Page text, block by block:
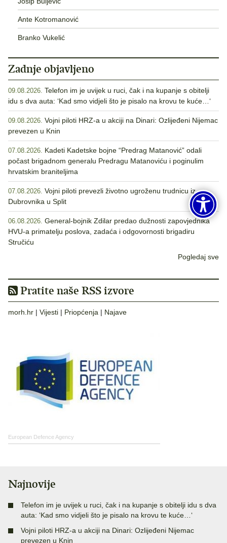
Ante Kotromanović
Branko Vukelić
Zadnje objavljeno
09.08.2026. Telefon im je uvijek u ruci, čak i na kupanje s obitelji
idu s dva auta: ‘Kad smo vidjeli što je pisalo na krovu te kuće…‘
09.08.2026. Vojni piloti HRZ-a u akciji na Dinari: Ozlijeđeni Nijemac
prevezen u Knin
07.08.2026. Kadeti Kadetske bojne “Predrag Matanović” odali
počast brigadnom generalu Predragu Matanoviću i poginulim
hrvatskim braniteljima
07.08.2026. Vojni piloti prevezli životno ugroženu trudnicu iz
Dubrovnika u Split
06.08.2026. General-bojnik Zdilar predao dužnosti zapovjednika
HVU-a primatelju poslova, zadaća i odgovornosti brigadiru
Stručiću
Pogledaj sve
Pratite naše RSS izvore
morh.hr | Vijesti | Priopćenja | Najave
European Defence Agency
Najnovije
Telefon im je uvijek u ruci, čak i na kupanje s obitelji idu s dva
auta: ‘Kad smo vidjeli što je pisalo na krovu te kuće…‘
Vojni piloti HRZ-a u akciji na Dinari: Ozlijeđeni Nijemac
prevezen u Knin